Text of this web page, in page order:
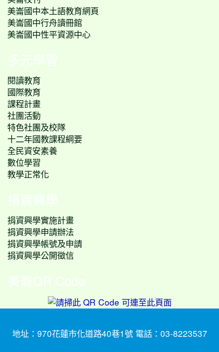
美崙國中本土語教育網頁
美崙國中行舟讀冊館
美崙國中性平資源中心
多元學習
閱讀教育
國際教育
課程計畫
社團活動
特色社團及校隊
十二年國教課程綱要
全民資安素養
數位學習
教學正常化
捐資興學
捐資興學實施計畫
捐資興學申請辦法
捐資興學帳號及申請
捐資興學公開徵信
美崙QR Code
地址：970花蓮市化道路40巷1號 電話：03-8223537